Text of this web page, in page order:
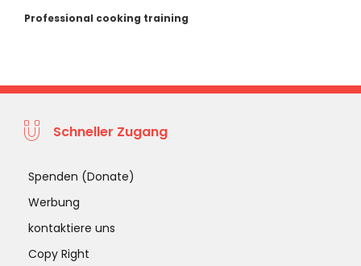
Professional cooking training
Schneller Zugang
Spenden (Donate)
Werbung
kontaktiere uns
Copy Right